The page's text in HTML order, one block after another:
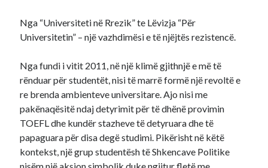
Nga “Universiteti në Rrezik” te Lëvizja “Për
Universitetin” – një vazhdimësi e të njëjtës rezistencë.
Nga fundi i vitit 2011, në një klimë gjithnjë e më të
rënduar për studentët, nisi të marrë formë një revoltë e
re brenda ambienteve universitare. Ajo nisi me
pakënaqësitë ndaj detyrimit për të dhënë provimin
TOEFL dhe kundër stazheve të detyruara dhe të
papaguara për disa degë studimi. Pikërisht në këtë
kontekst, një grup studentësh të Shkencave Politike